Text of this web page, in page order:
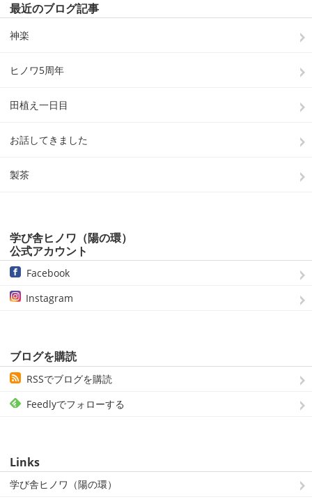
最近のブログ記事
神楽
ヒノワ5周年
田植え一日目
お話してきました
製茶
学び舎ヒノワ（陽の環）
公式アカウント
Facebook
Instagram
ブログを購読
RSSでブログを購読
Feedlyでフォローする
Links
学び舎ヒノワ（陽の環）